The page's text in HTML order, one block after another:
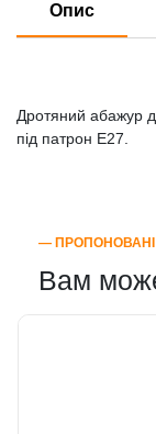
Опис
Дротяний абажур
під патрон E27.
― ПРОПОНОВАНІ
Вам